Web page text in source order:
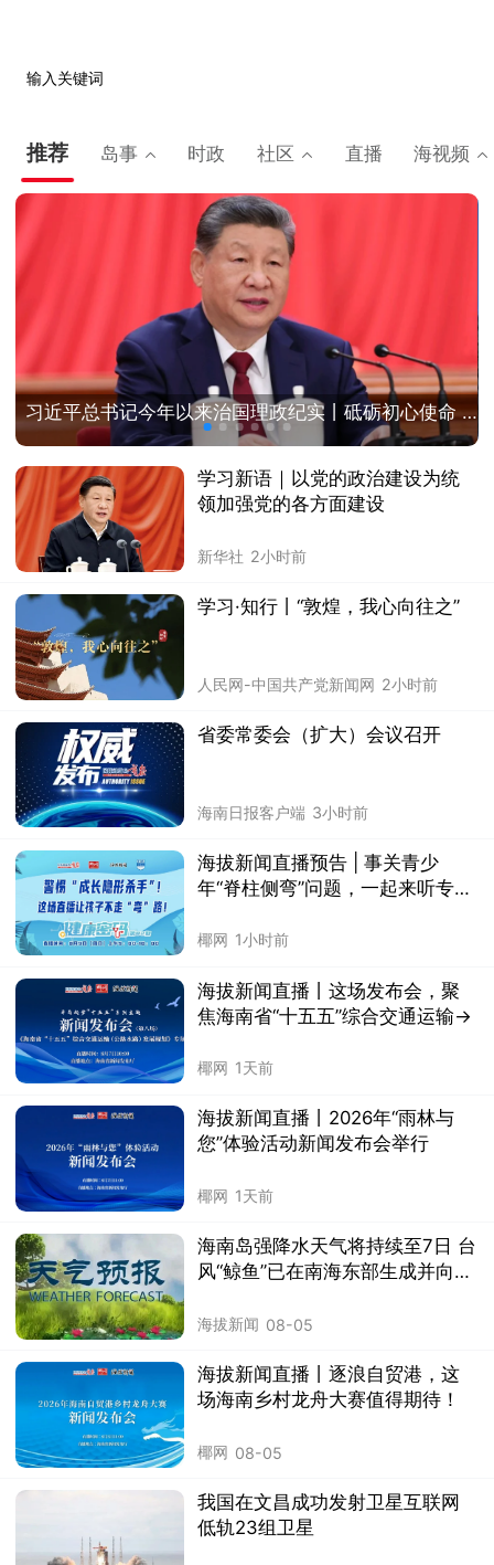
输入关键词
推荐 岛事 时政 社区 直播 海视频
习近平总书记今年以来治国理政纪实丨砥砺初心使命 把党建设得更加坚强有力
学习新语｜以党的政治建设为统
领加强党的各方面建设
新华社 2小时前
学习·知行丨“敦煌，我心向往之”
人民网-中国共产党新闻网 2小时前
省委常委会（扩大）会议召开
海南日报客户端 3小时前
海拔新闻直播预告 | 事关青少
年“脊柱侧弯”问题，一起来听专家
椰网 1小时前
海拔新闻直播丨这场发布会，聚
焦海南省“十五五”综合交通运输→
椰网 1天前
海拔新闻直播丨2026年“雨林与
您”体验活动新闻发布会举行
椰网 1天前
海南岛强降水天气将持续至7日 台
风“鲸鱼”已在南海东部生成并向菲
海拔新闻 08-05
海拔新闻直播丨逐浪自贸港，这
场海南乡村龙舟大赛值得期待！
椰网 08-05
我国在文昌成功发射卫星互联网
低轨23组卫星